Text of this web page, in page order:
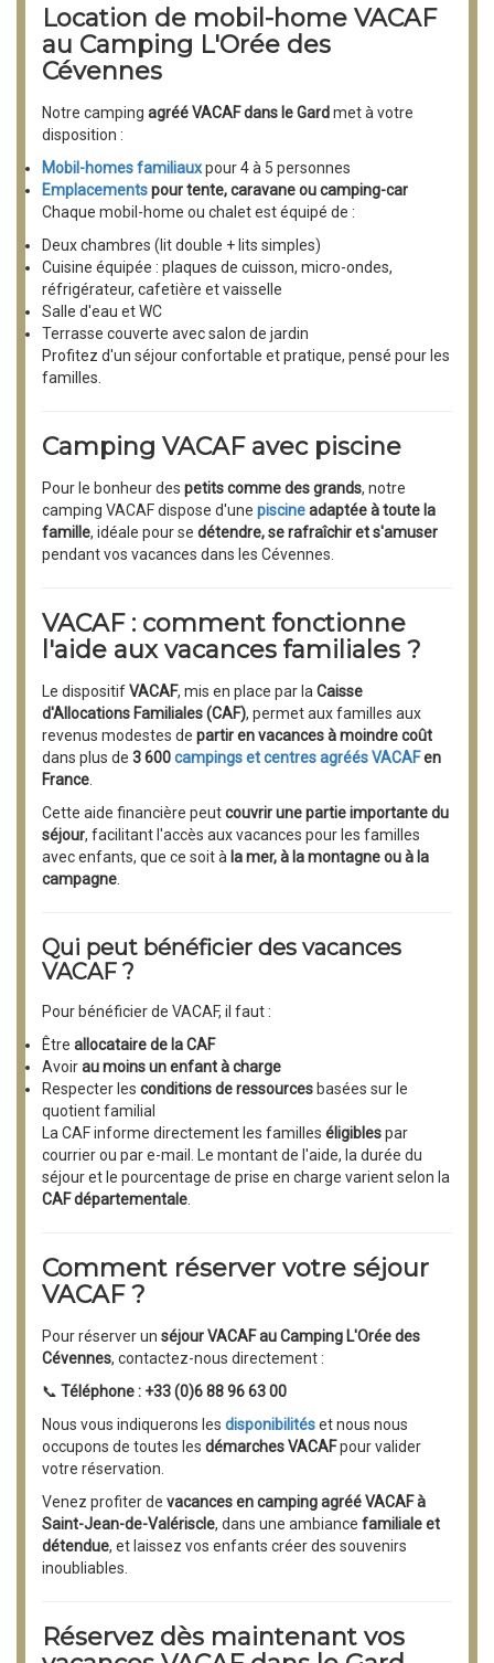
Location de mobil-home VACAF
au Camping L'Orée des
Cévennes
Notre camping agréé VACAF dans le Gardmet à votre
disposition :
Mobil-homes familiauxpour 4 à 5 personnes
Emplacementspour tente, caravane ou camping-car
Chaque mobil-home ou chalet est équipé de :
Deux chambres (lit double + lits simples)
Cuisine équipée : plaques de cuisson, micro-ondes,
réfrigérateur, cafetière et vaisselle
Salle d'eau et WC
Terrasse couverte avec salon de jardin
Profitez d'un séjour confortable et pratique, pensé pour les
familles.
Camping VACAF avec piscine
Pour le bonheur des petits comme des grands, notre
camping VACAF dispose d'une piscineadaptée à toute la
famille, idéale pour se détendre, se rafraîchir et s'amuser
pendant vos vacances dans les Cévennes.
VACAF : comment fonctionne
l'aide aux vacances familiales ?
Le dispositifVACAF, mis en place par la Caisse
d'Allocations Familiales (CAF), permet aux familles aux
revenus modestes de partir en vacances à moindre coût
dans plus de 3 600campings et centres agréés VACAFen
France
Cette aide financière peutcouvrir une partie importante du
séjour, facilitant l'accès aux vacances pour les familles
avec enfants, que ce soit à la mer, à la montagne ou à la
campagne
Qui peut bénéficier des vacances
VACAF ?
Pour bénéficier de VACAF, il faut :
Être allocataire de la CAF
Avoirau moins un enfant à charge
Respecter les conditions de ressources basées sur le
quotient familial
La CAF informe directement les familles éligiblespar
courrier ou par e-mail. Le montant de l'aide, la durée du
séjour et le pourcentage de prise en charge varient selon la
CAF départementale
Comment réserver votre séjour
VACAF ?
Pour réserver un séjour VACAF au Camping L'Orée des
Cévennes, contactez-nous directement :
📞 Téléphone : +33 (0)6 88 96 63 00
Nous vous indiquerons les disponibilitéset nous nous
occupons de toutes les démarches VACAFpour valider
votre réservation.
Venez profiter de vacances en camping agréé VACAF à
Saint-Jean-de-Valériscle, dans une ambiance familiale et
détendue, et laissez vos enfants créer des souvenirs
inoubliables.
Réservez dès maintenant vos